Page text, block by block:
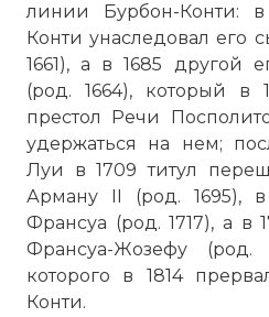
линии Бурбон-Конти:
Конти унаследовал его
1661), а в 1685 другой
(род. 1664), который в
престол Речи
удержаться на нем;
Луи в 1709 титул
Арману II (род. 1695),
Франсуа (род. 1717), а в
Франсуа-Жозефу
которого в 1814
Конти.